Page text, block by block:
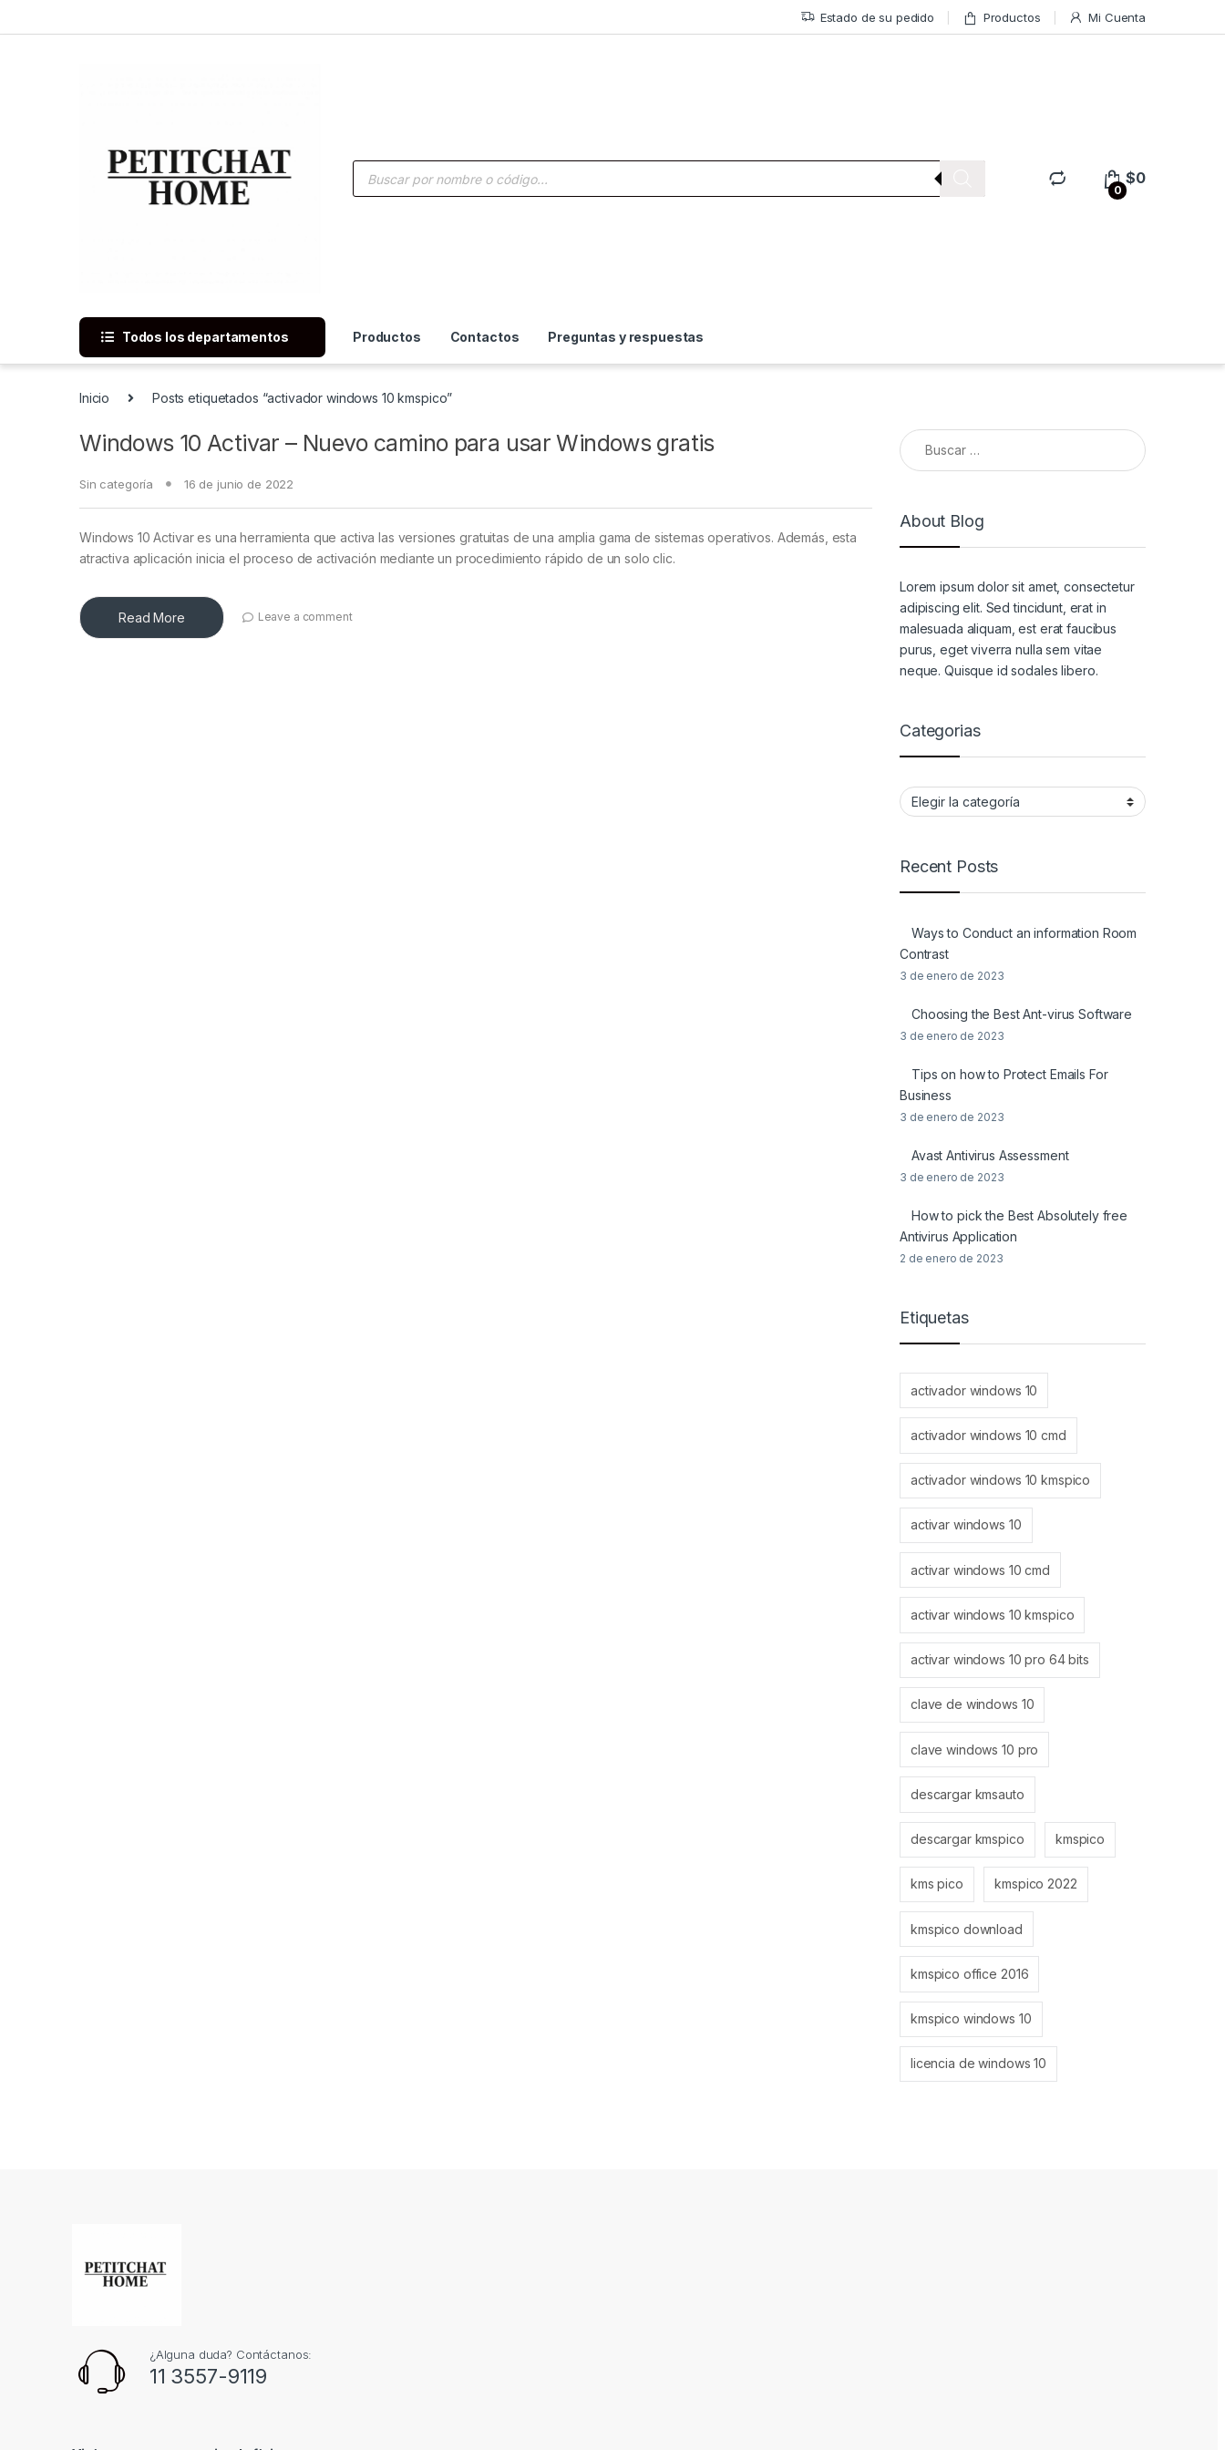
Estado de su pedido Productos Mi Cuenta
Búsqueda de productos
0
$0
Todos los departamentos Productos Contactos Preguntas y respuestas
Inicio Posts etiquetados “activador windows 10 kmspico”
Windows 10 Activar – Nuevo camino para usar Windows gratis
Sin categoría 16 de junio de 2022
Windows 10 Activar es una herramienta que activa las versiones gratuitas de una amplia gama de sistemas operativos. Además, esta
atractiva aplicación inicia el proceso de activación mediante un procedimiento rápido de un solo clic.
Read More Leave a comment
Buscar:
About Blog
Lorem ipsum dolor sit amet, consectetur
adipiscing elit. Sed tincidunt, erat in
malesuada aliquam, est erat faucibus
purus, eget viverra nulla sem vitae
neque. Quisque id sodales libero.
Categorias
Categorias
Recent Posts
Ways to Conduct an information Room
Contrast
3 de enero de 2023
Choosing the Best Ant-virus Software
3 de enero de 2023
Tips on how to Protect Emails For
Business
3 de enero de 2023
Avast Antivirus Assessment
3 de enero de 2023
How to pick the Best Absolutely free
Antivirus Application
2 de enero de 2023
Etiquetas
activador windows 10
activador windows 10 cmd
activador windows 10 kmspico
activar windows 10
activar windows 10 cmd
activar windows 10 kmspico
activar windows 10 pro 64 bits
clave de windows 10
clave windows 10 pro
descargar kmsauto
descargar kmspico kmspico
kms pico kmspico 2022
kmspico download
kmspico office 2016
kmspico windows 10
licencia de windows 10
¿Alguna duda? Contáctanos:
11 3557-9119